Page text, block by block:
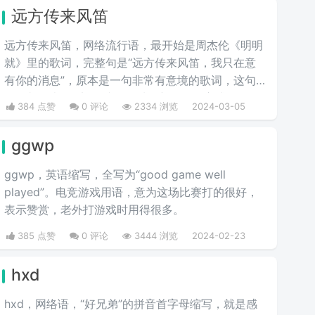
远方传来风笛
远方传来风笛，网络流行语，最开始是周杰伦《明明
就》里的歌词，完整句是“远方传来风笛，我只在意
有你的消息”，原本是一句非常有意境的歌词，这句
歌词却代表了“滚”，成了一种很新的骂人方式。
384 点赞 0 评论 2334 浏览 2024-03-05
ggwp
ggwp，英‌‌‌‌‌‌‌‌‌‌‌语缩写，全写为“good game well
played”。电竞游戏用语，意为这场比赛打的很好，
表示赞赏，老外打游戏时用得很多。
385 点赞 0 评论 3444 浏览 2024-02-23
hxd
hxd，网络语，“好兄弟”的拼音首字母缩写，就是感